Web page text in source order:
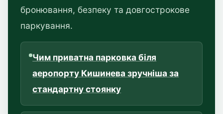
бронювання, безпеку та довгострокове
паркування.
Чим приватна парковка біля
аеропорту Кишинева зручніша за
стандартну стоянку